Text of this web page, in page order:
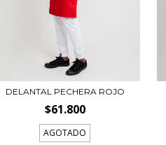
DELANTAL PECHERA ROJO
$61.800
AGOTADO